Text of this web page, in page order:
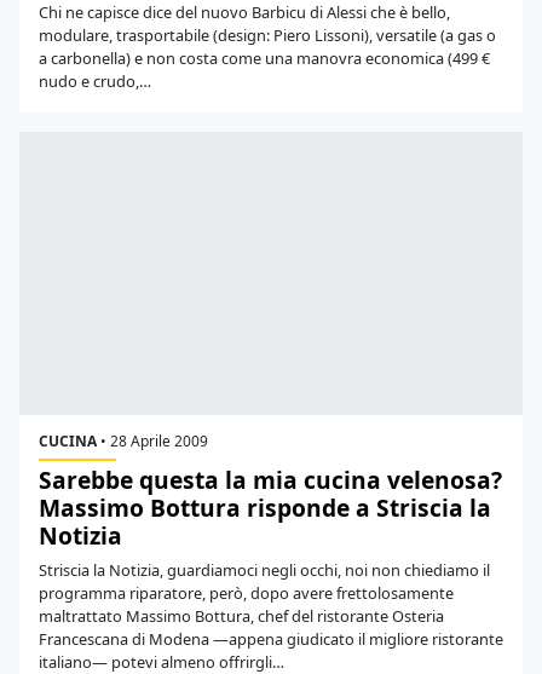
Chi ne capisce dice del nuovo Barbicu di Alessi che è bello,
modulare, trasportabile (design: Piero Lissoni), versatile (a gas o
a carbonella) e non costa come una manovra economica (499 €
nudo e crudo,…
CUCINA• 28 Aprile 2009
Sarebbe questa la mia cucina velenosa?
Massimo Bottura risponde a Striscia la
Notizia
Striscia la Notizia, guardiamoci negli occhi, noi non chiediamo il
programma riparatore, però, dopo avere frettolosamente
maltrattato Massimo Bottura, chef del ristorante Osteria
Francescana di Modena —appena giudicato il migliore ristorante
italiano— potevi almeno offrirgli…